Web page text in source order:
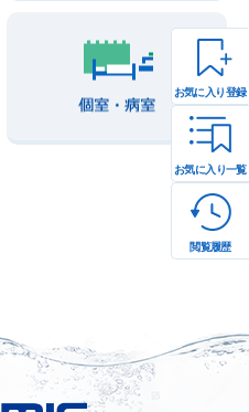
お気に入り登録
お気に入り一覧
閲覧履歴